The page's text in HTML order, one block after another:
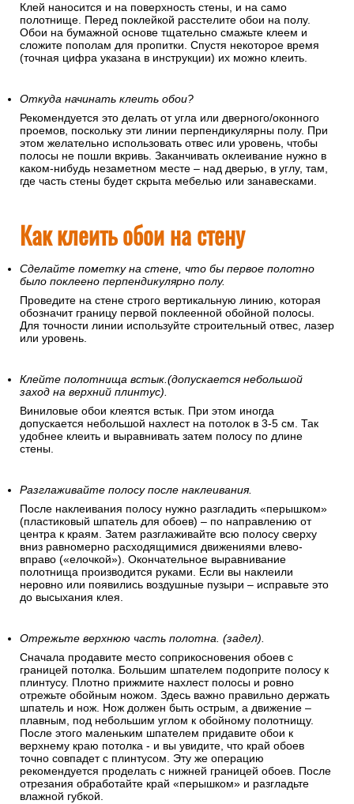
Клей наносится и на поверхность стены, и на само
полотнище. Перед поклейкой расстелите обои на полу.
Обои на бумажной основе тщательно смажьте клеем и
сложите пополам для пропитки. Спустя некоторое время
(точная цифра указана в инструкции) их можно клеить.
Откуда начинать клеить обои?
Рекомендуется это делать от угла или дверного/оконного
проемов, поскольку эти линии перпендикулярны полу. При
этом желательно использовать отвес или уровень, чтобы
полосы не пошли вкривь. Заканчивать оклеивание нужно в
каком-нибудь незаметном месте – над дверью, в углу, там,
где часть стены будет скрыта мебелью или занавесками.
Как клеить обои на стену
Сделайте пометку на стене, что бы первое полотно
было поклеено перпендикулярно полу.
Проведите на стене строго вертикальную линию, которая
обозначит границу первой поклеенной обойной полосы.
Для точности линии используйте строительный отвес, лазер
или уровень.
Клейте полотнища встык.(допускается небольшой
заход на верхний плинтус).
Виниловые обои клеятся встык. При этом иногда
допускается небольшой нахлест на потолок в 3-5 см. Так
удобнее клеить и выравнивать затем полосу по длине
стены.
Разглаживайте полосу после наклеивания.
После наклеивания полосу нужно разгладить «перышком»
(пластиковый шпатель для обоев) – по направлению от
центра к краям. Затем разглаживайте всю полосу сверху
вниз равномерно расходящимися движениями влево-
вправо («елочкой»). Окончательное выравнивание
полотнища производится руками. Если вы наклеили
неровно или появились воздушные пузыри – исправьте это
до высыхания клея.
Отрежьте верхнюю часть полотна. (задел).
Сначала продавите место соприкосновения обоев с
границей потолка. Большим шпателем подоприте полосу к
плинтусу. Плотно прижмите нахлест полосы и ровно
отрежьте обойным ножом. Здесь важно правильно держать
шпатель и нож. Нож должен быть острым, а движение –
плавным, под небольшим углом к обойному полотнищу.
После этого маленьким шпателем придавите обои к
верхнему краю потолка - и вы увидите, что край обоев
точно совпадет с плинтусом. Эту же операцию
рекомендуется проделать с нижней границей обоев. После
отрезания обработайте край «перышком» и разгладьте
влажной губкой.